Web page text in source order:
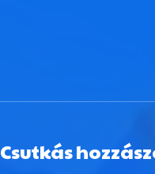
Csutkás